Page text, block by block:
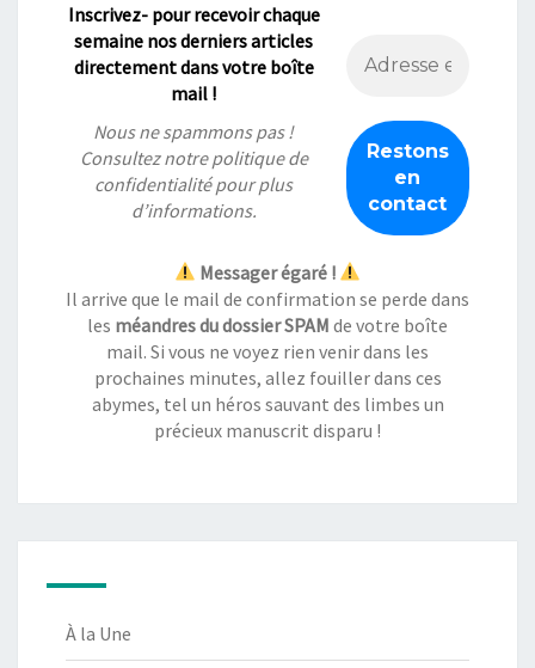
Inscrivez- pour recevoir chaque
semaine nos derniers articles
directement dans votre boîte
mail !
Nous ne spammons pas !
Consultez notrepolitique de
confidentialitépour plus
d’informations.
Messager égaré !
Il arrive que le mail de confirmation se perde dans
les méandres du dossier SPAM de votre boîte
mail. Si vous ne voyez rien venir dans les
prochaines minutes, allez fouiller dans ces
abymes, tel un héros sauvant des limbes un
précieux manuscrit disparu !
À la Une